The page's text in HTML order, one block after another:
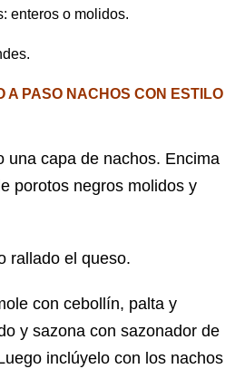
enteros o molidos.
A PASO NACHOS CON ESTILO
una capa de nachos. Encima
porotos negros molidos y
rallado el queso.
con cebollín, palta y
y sazona con sazonador de
inclúyelo con los nachos